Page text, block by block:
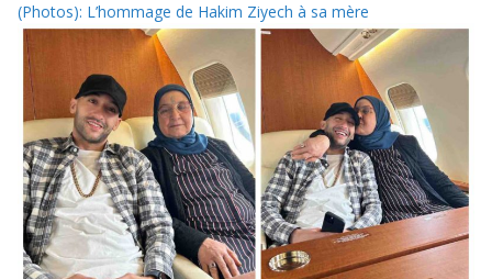
(Photos): L’hommage de Hakim Ziyech à sa mère